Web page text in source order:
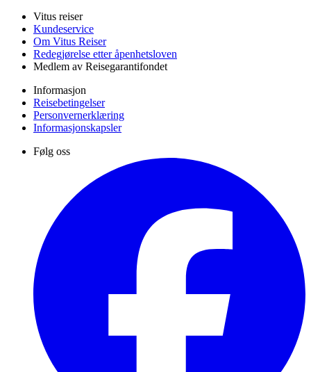
Vitus reiser
Kundeservice
Om Vitus Reiser
Redegjørelse etter åpenhetsloven
Medlem av Reisegarantifondet
Informasjon
Reisebetingelser
Personvernerklæring
Informasjonskapsler
Følg oss